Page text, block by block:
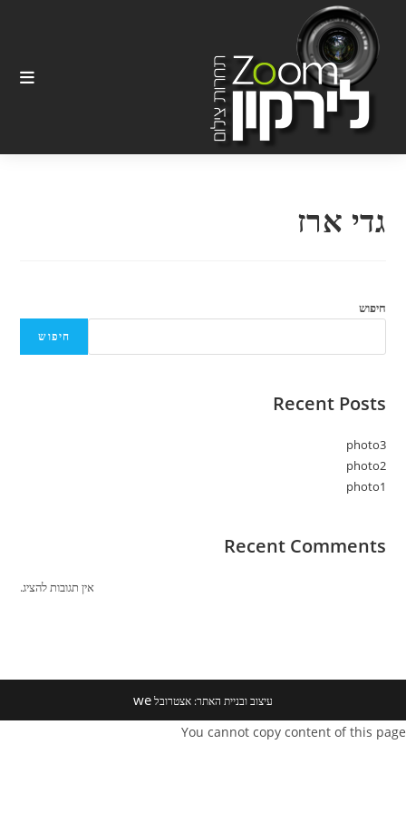
content
גדי ארז
חיפוש
חיפוש
Recent Posts
photo3
photo2
photo1
Recent Comments
אין תגובות להציג.
עיצוב ובניית האתר: אצטרובלwe
You cannot copy content of this page